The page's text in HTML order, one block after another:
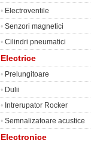
• Electroventile
• Senzori magnetici
• Cilindri pneumatici
Electrice
• Prelungitoare
• Dulii
• Intrerupator Rocker
• Semnalizatoare acustice
Electronice